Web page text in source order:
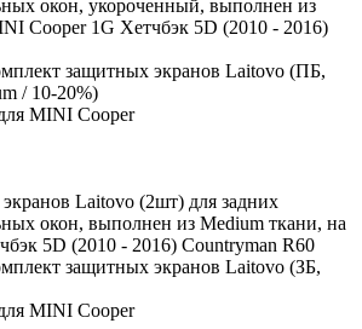
окон, укороченный, выполнен из
Cooper 1G Хетчбэк 5D (2010 - 2016)
защитных экранов Laitovo (ПБ,
/ 10-20%)
Laitovo (2шт) для задних
окон, выполнен из Medium ткани, на
5D (2010 - 2016) Countryman R60
защитных экранов Laitovo (ЗБ,